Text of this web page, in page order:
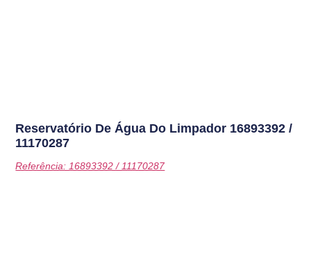
Reservatório De Água Do Limpador 16893392 /
11170287
Referência: 16893392 / 11170287